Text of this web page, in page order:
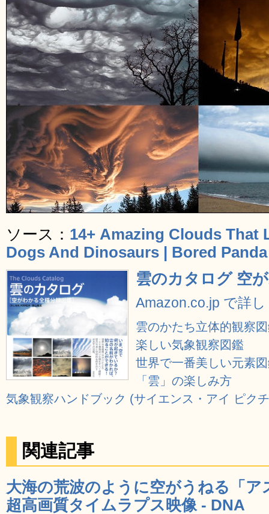
ソース： 14+ Amazing Clouds That
Dogs And Dinosaurs | Bored Panda
雲のカタログ 空
Amazon.co.jp で詳
雲のかたち立体的観察
楽しい気象観察図鑑
世界で一番美しい元素
「雲」の楽しみ方
気象観察ハンドブック (サイエンス・アイ ピク
関連記事
大海の荒波のように空がうねる「
超高画質タイムラプス映像 - DNA